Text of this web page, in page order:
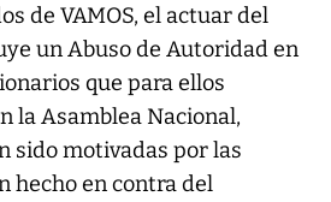
de VAMOS, el actuar del
un Abuso de Autoridad en
que para ellos
la Asamblea Nacional,
sido motivadas por las
hecho en contra del